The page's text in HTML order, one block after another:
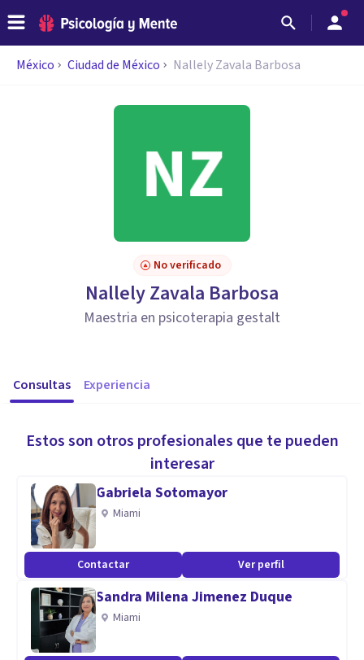
México Ciudad de México Nallely Zavala Barbosa
No verificado
Nallely Zavala Barbosa
Maestria en psicoterapia gestalt
Consultas Experiencia
Estos son otros profesionales que te pueden
interesar
Gabriela Sotomayor
Miami
Contactar Ver perfil
Sandra Milena Jimenez Duque
Miami